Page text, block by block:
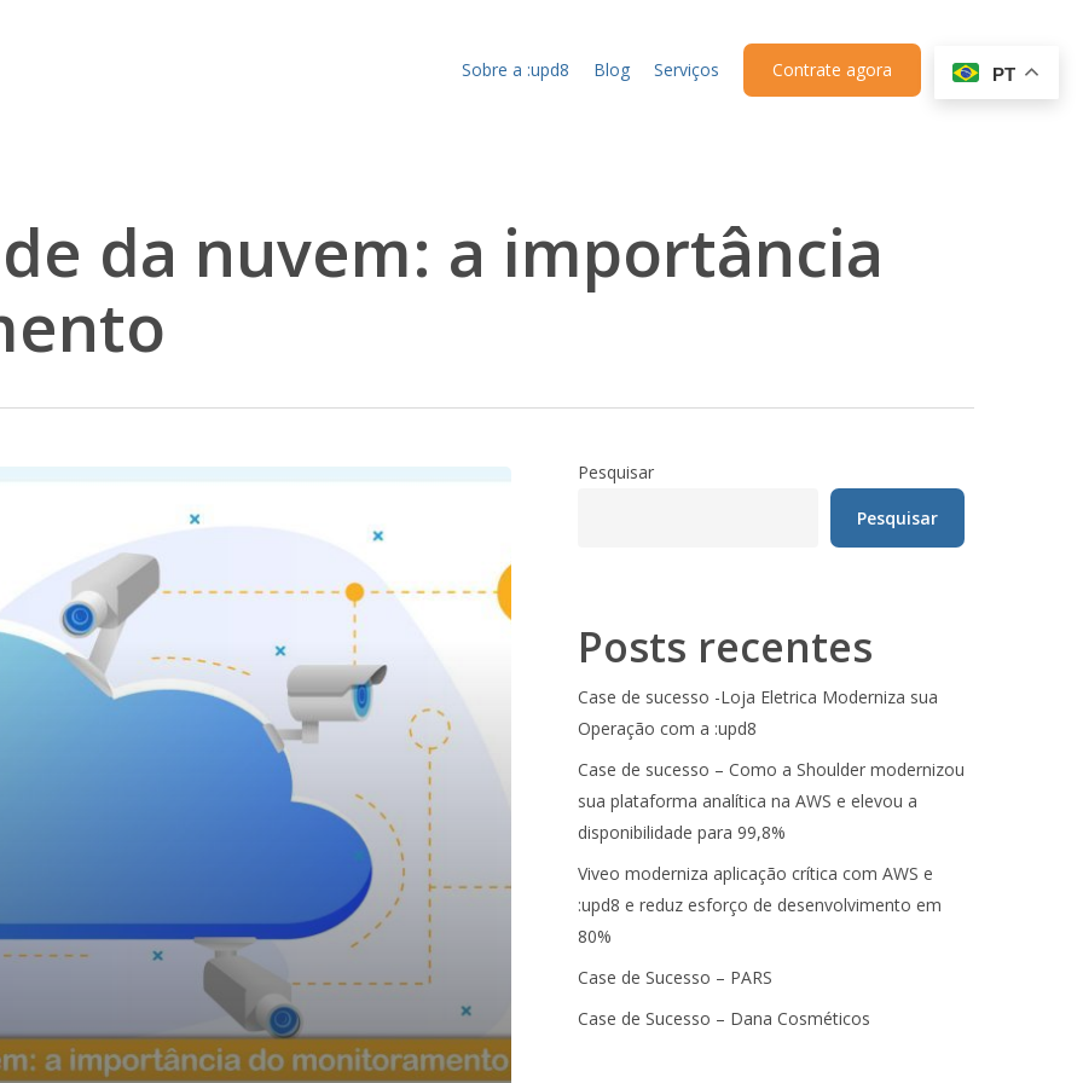
Sobre a :upd8 Blog Serviços Contrate agora
da nuvem: a importância
Pesquisar
Pesquisar
Posts recentes
Case de sucesso -Loja Eletrica Moderniza sua
Operação com a :upd8
Case de sucesso – Como a Shoulder modernizou
sua plataforma analítica na AWS e elevou a
disponibilidade para 99,8%
Viveo moderniza aplicação crítica com AWS e
:upd8 e reduz esforço de desenvolvimento em
80%
Case de Sucesso – PARS
Case de Sucesso – Dana Cosméticos
PT